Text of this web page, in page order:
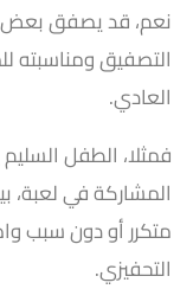
نعم، قد يصفق بعض
التصفيق
العادي.
فمثلا، الطفل
المشاركة في
متكرر أو دون سبب
التحفيزي.